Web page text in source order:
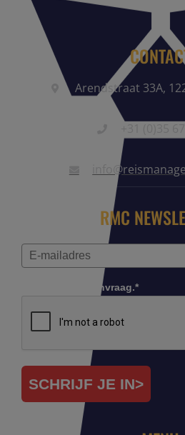
Arendstraat 33A,
RMC
Controleer je aanvraag.*
SCHRIJF JE IN>